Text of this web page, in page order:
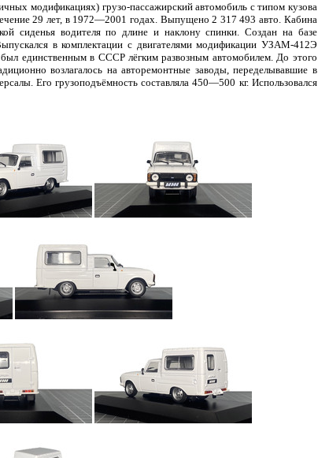
модификациях) грузо-пассажирский автомобиль с типом кузова
29 лет, в 1972—2001 годах. Выпущено 2 317 493 авто. Кабина
сиденья водителя по длине и наклону спинки. Создан на базе
в комплектации с двигателями модификации УЗАМ-412Э
единственным в СССР лёгким развозным автомобилем. До этого
возлагалось на авторемонтные заводы, переделывавшие в
Его грузоподъёмность составляла 450—500 кг. Использовался